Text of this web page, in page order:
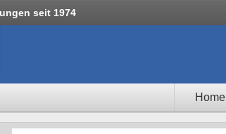
seit 1974
Home